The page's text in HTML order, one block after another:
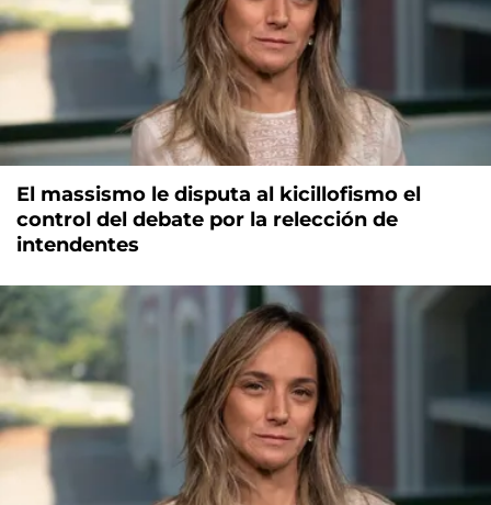
El massismo le disputa al kicillofismo el
control del debate por la relección de
intendentes